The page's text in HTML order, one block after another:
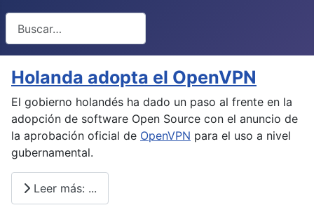
Holanda adopta el OpenVPN
El gobierno holandés ha dado un paso al frente en la
adopción de software Open Source con el anuncio de
la aprobación oficial de OpenVPN para el uso a nivel
gubernamental.
Leer más: ...